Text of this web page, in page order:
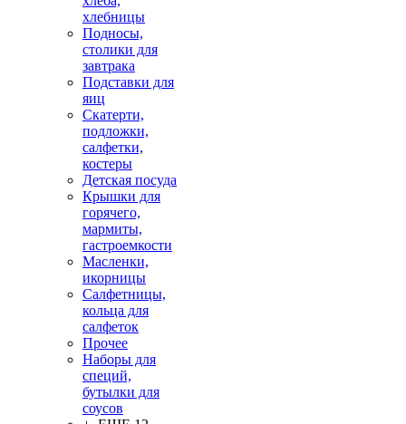
хлебницы
Подносы,
столики для
завтрака
Подставки для
яиц
Скатерти,
подложки,
салфетки,
костеры
Детская посуда
Крышки для
горячего,
мармиты,
гастроемкости
Масленки,
икорницы
Салфетницы,
кольца для
салфеток
Прочее
Наборы для
специй,
бутылки для
соусов